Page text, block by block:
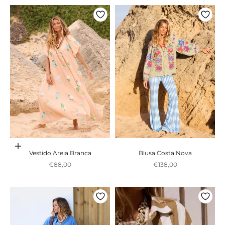
Adicionar ao carrinho
Vestido Areia Branca
Preço promocional
€88,00
Blusa Costa Nova
Preço promocional
€138,00